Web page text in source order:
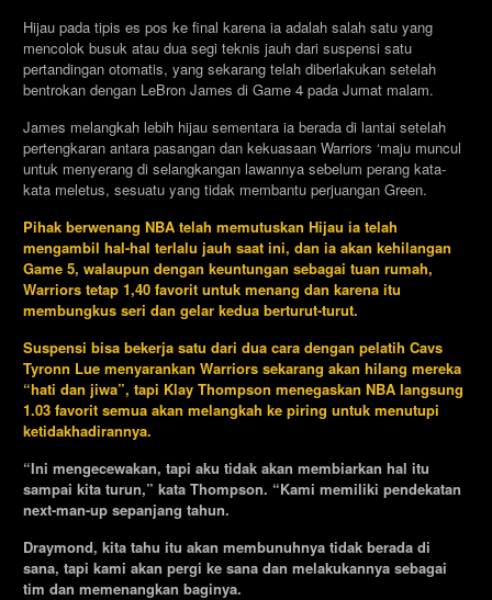
Hijau pada tipis es pos ke final karena ia adalah salah satu yang
mencolok busuk atau dua segi teknis jauh dari suspensi satu
pertandingan otomatis, yang sekarang telah diberlakukan setelah
bentrokan dengan LeBron James di Game 4 pada Jumat malam.
James melangkah lebih hijau sementara ia berada di lantai setelah
pertengkaran antara pasangan dan kekuasaan Warriors ‘maju muncul
untuk menyerang di selangkangan lawannya sebelum perang kata-
kata meletus, sesuatu yang tidak membantu perjuangan Green.
Pihak berwenang NBA telah memutuskan Hijau ia telah
mengambil hal-hal terlalu jauh saat ini, dan ia akan kehilangan
Game 5, walaupun dengan keuntungan sebagai tuan rumah,
Warriors tetap 1,40 favorit untuk menang dan karena itu
membungkus seri dan gelar kedua berturut-turut.
Suspensi bisa bekerja satu dari dua cara dengan pelatih Cavs
Tyronn Lue menyarankan Warriors sekarang akan hilang mereka
“hati dan jiwa”, tapi Klay Thompson menegaskan NBA langsung
1.03 favorit semua akan melangkah ke piring untuk menutupi
ketidakhadirannya.
“Ini mengecewakan, tapi aku tidak akan membiarkan hal itu
sampai kita turun,” kata Thompson. “Kami memiliki pendekatan
next-man-up sepanjang tahun.
Draymond, kita tahu itu akan membunuhnya tidak berada di
sana, tapi kami akan pergi ke sana dan melakukannya sebagai
tim dan memenangkan baginya.